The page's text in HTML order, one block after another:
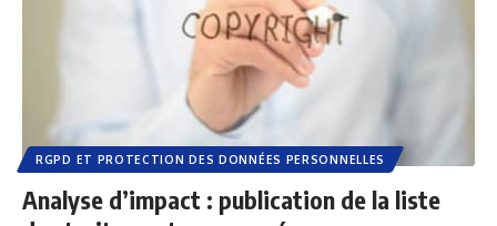
RGPD ET PROTECTION DES DONNÉES PERSONNELLES
Analyse d’impact : publication de la liste